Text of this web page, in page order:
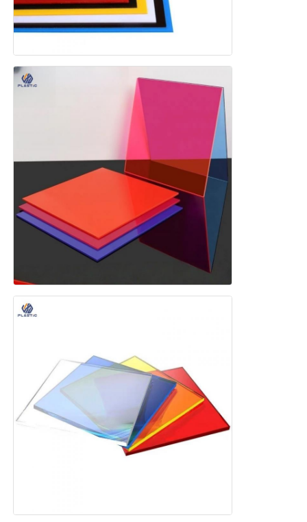
Acrylzeichenhalter